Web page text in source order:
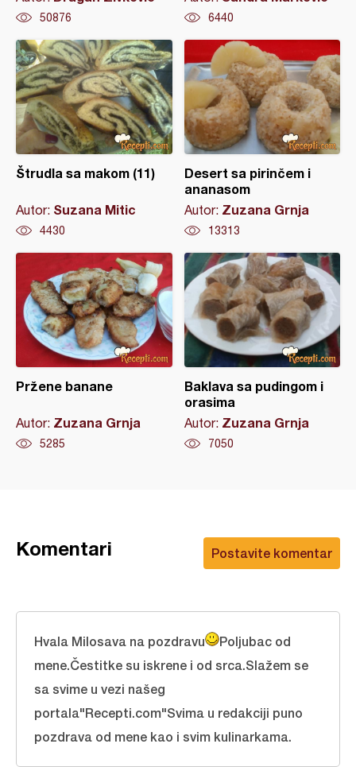
50876 6440
Štrudla sa makom (11)
Autor: Suzana Mitic
4430
Desert sa pirinčem i
ananasom
Autor: Zuzana Grnja
13313
Pržene banane
Autor: Zuzana Grnja
5285
Baklava sa pudingom i
orasima
Autor: Zuzana Grnja
7050
Postavite komentar
Komentari
Hvala Milosava na pozdravu
Poljubac od
mene.Čestitke su iskrene i od srca.Slažem se
sa svime u vezi našeg
portala"Recepti.com"Svima u redakciji puno
pozdrava od mene kao i svim kulinarkama.